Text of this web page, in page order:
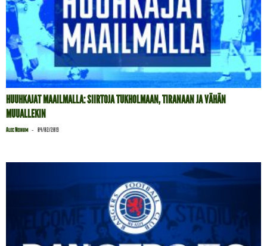
HUUHKAJAT MAAILMALLA: SIIRTOJA TUKHOLMAAN, TIRANAAN JA VÄHÄN
MUUALLEKIN
Alec Neihum - 04/02/2019